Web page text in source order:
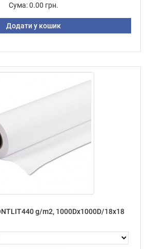
Сума: 0.00 грн.
Додати у кошик
g/m2, 1000Dх1000D/18х18